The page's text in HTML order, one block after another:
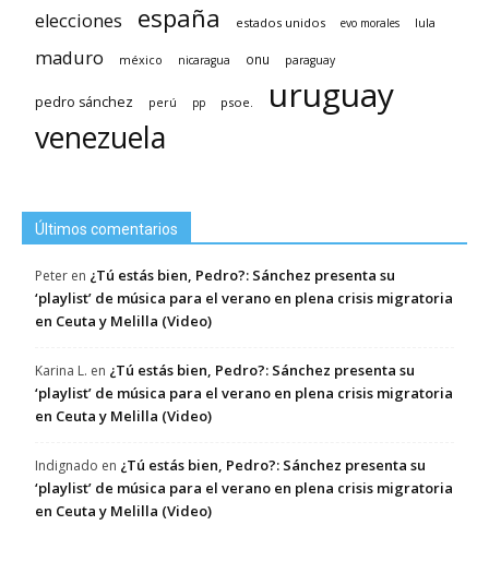
elecciones españa estados unidos evo morales lula
maduro méxico nicaragua onu paraguay
pedro sánchez perú pp psoe. uruguay
venezuela
Últimos comentarios
Peter en ¿Tú estás bien, Pedro?: Sánchez presenta su
‘playlist’ de música para el verano en plena crisis migratoria
en Ceuta y Melilla (Video)
Karina L. en ¿Tú estás bien, Pedro?: Sánchez presenta su
‘playlist’ de música para el verano en plena crisis migratoria
en Ceuta y Melilla (Video)
Indignado en ¿Tú estás bien, Pedro?: Sánchez presenta su
‘playlist’ de música para el verano en plena crisis migratoria
en Ceuta y Melilla (Video)